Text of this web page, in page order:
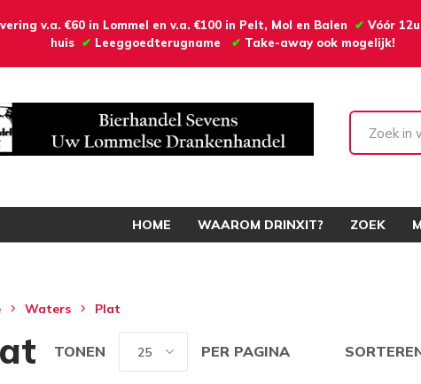
v.a. €60 in Lommel en v.a. €100 in Pelt, Mol en Balen ✔ Vóór
huis ✔ Leeggoedterugname ✔ Take-away ook mogelijk!
HOME WAAROM DRINXIT? ZOEK
Waters Plat
TONEN PER PAGINA